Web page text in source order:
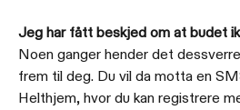
Jeg har fått beskjed om at budet
Noen ganger hender det
frem til deg. Du vil da motta en
Helthjem, hvor du kan registrere